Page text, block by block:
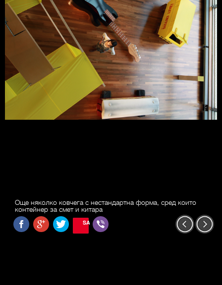
Още няколко ковчега с нестандартна форма, сред които
контейнер за смет и китара
SAVE